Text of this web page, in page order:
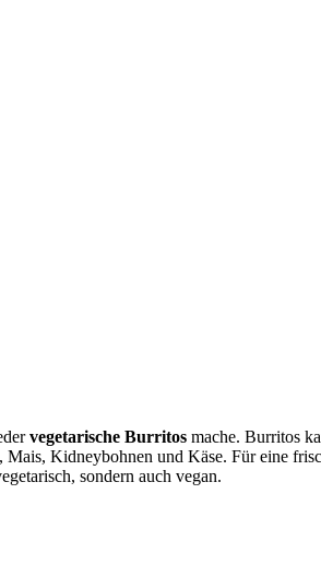
vegetarische Burritos mache. Burritos
Mais, Kidneybohnen und Käse. Für eine
sondern auch vegan.